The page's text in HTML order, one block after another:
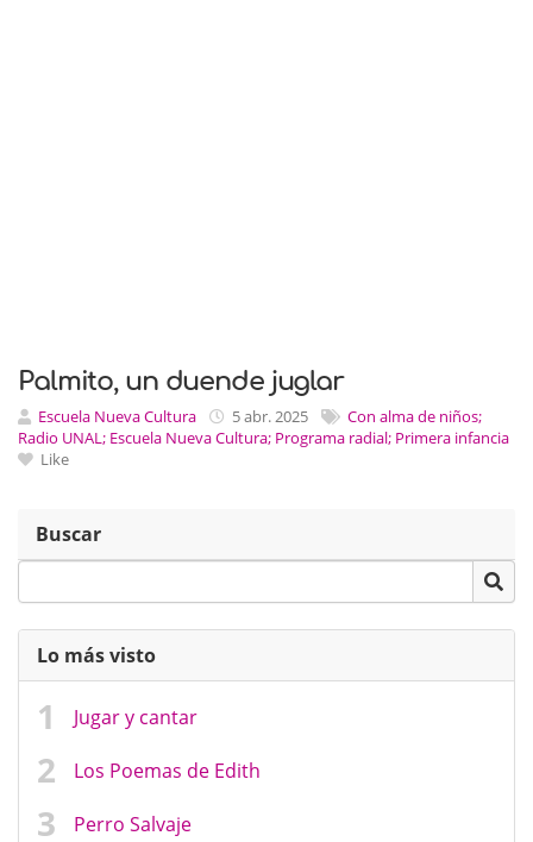
Palmito, un duende juglar
Escuela Nueva Cultura 5 abr. 2025
Con alma de niños;
Radio UNAL; Escuela Nueva Cultura; Programa radial; Primera infancia
Like
Buscar
Lo más visto
Jugar y cantar
Los Poemas de Edith
Perro Salvaje